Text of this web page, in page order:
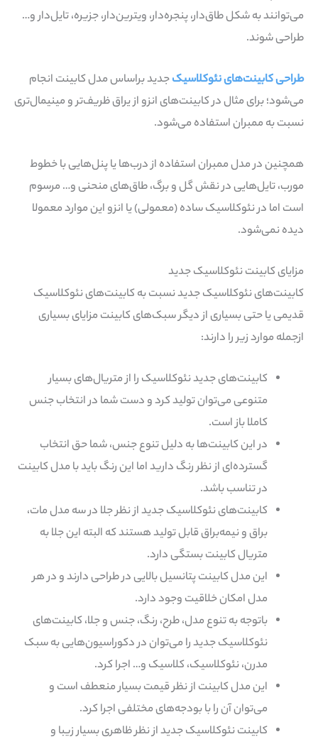
می‌توانند به شکل طاق‌دار، پنجره‌دار، ویترین‌دار، جزیره، تایل‌دار و…
طراحی شوند.
طراحی کابینت‌های نئوکلاسیکجدید براساس مدل کابینت انجام
می‌شود؛ برای مثال در کابینت‌های انزو از یراق ظریف‌تر و مینیمال‌تری
نسبت به ممبران استفاده می‌شود.
همچنین در مدل ممبران استفاده از درب‌ها یا پنل‌هایی با خطوط
مورب، تایل‌هایی در نقش گل و برگ، طاق‌های منحنی و… مرسوم
است اما در نئوکلاسیک ساده (معمولی) یا انزو این موارد معمولا
دیده نمی‌شود.
مزایای کابینت نئوکلاسیک جدید
کابینت‌های نئوکلاسیک جدید نسبت به کابینت‌های نئوکلاسیک
قدیمی یا حتی بسیاری از دیگر سبک‌های کابینت مزایای بسیاری
ازجمله موارد زیر را دارند:
کابینت‌های جدید نئوکلاسیک را از متریال‌های بسیار
متنوعی می‌توان تولید کرد و دست شما در انتخاب جنس
کاملا باز است.
در این کابینت‌ها به دلیل تنوع جنس، شما حق انتخاب
گسترده‌ای از نظر رنگ دارید اما این رنگ باید با مدل کابینت
در تناسب باشد.
کابینت‌های نئوکلاسیک جدید از نظر جلا در سه مدل مات،
براق و نیمه‌براق قابل تولید هستند که البته این جلا به
متریال کابینت بستگی دارد.
این مدل کابینت پتانسیل بالایی در طراحی دارند و در هر
مدل امکان خلاقیت وجود دارد.
باتوجه به تنوع مدل، طرح، رنگ، جنس و جلا، کابینت‌های
نئوکلاسیک جدید را می‌توان در دکوراسیون‌هایی به سبک
مدرن، نئوکلاسیک، کلاسیک و… اجرا کرد.
این مدل کابینت از نظر قیمت بسیار منعطف است و
می‌توان آن را با بودجه‌های مختلفی اجرا کرد.
کابینت نئوکلاسیک جدید از نظر ظاهری بسیار زیبا و